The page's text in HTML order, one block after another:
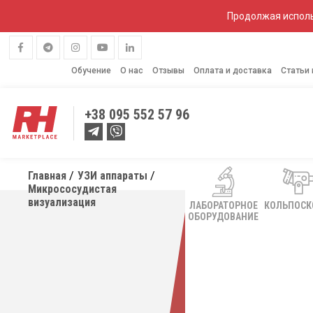
Продолжая
Обучение О нас Отзывы Оплата и доставка Статьи
+38 095 552 57 96
ЛАБОРАТОРНОЕ
ОБОРУДОВАНИЕ
Главная
УЗИ аппараты
Микрососудистая
визуализация
Подберем